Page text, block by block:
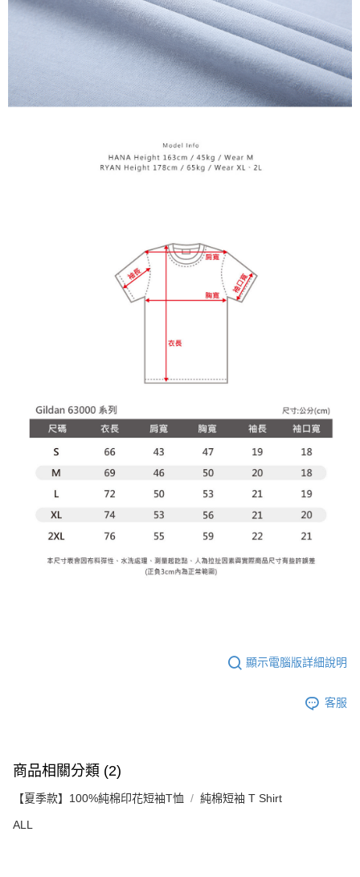
顯示電腦版詳細說明
客服
商品相關分類 (2)
【夏季款】100%純棉印花短袖T恤 純棉短袖 T Shirt
ALL